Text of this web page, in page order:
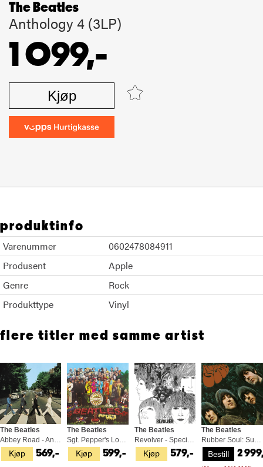
The Beatles
Anthology 4 (3LP)
1 099,-
Kjøp
produktinfo
Varenummer
0602478084911
Produsent
Apple
Genre
Rock
Produkttype
Vinyl
flere titler med samme artist
Kjøp
The Beatles
569,- Kjøp
The Beatles
599,- Kjøp
The Beatles
579,- Bestill
The Beatles
2